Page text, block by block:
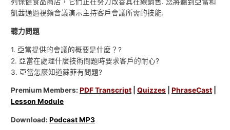
列保健食品商店，它們正在努力改善其在線銷售. 您將聽到亞當和
凱茜通過視頻會議演示主持客戶會議所需的技能.
聽力問題
1. 亞當提供的會議的概要是什麼？?
2. 亞當在處理什麼技術問題時要求客戶的耐心?
3. 亞當怎麼知道蘇菲有問題?
Premium Members:PDF Transcript |Quizzes |PhraseCast
Lesson Module
Download:Podcast MP3